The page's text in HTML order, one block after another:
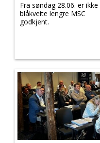
Fra søndag 28.06. er ikke
blåkveite lengre MSC
godkjent.